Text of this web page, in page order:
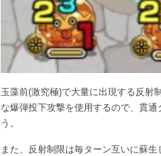
玉藻前(激究極)で大量に出現する反射
な爆弾投下攻撃を使用するので、貫
う。
また、反射制限は毎ターン互いに蘇